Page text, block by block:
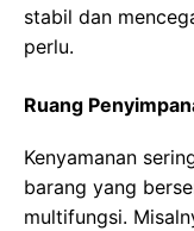
stabil dan
perlu.
Ruang
Kenyamanan
barang yang
multifungsi.